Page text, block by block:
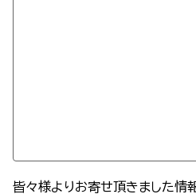
皆々様よりお寄せ頂きました情